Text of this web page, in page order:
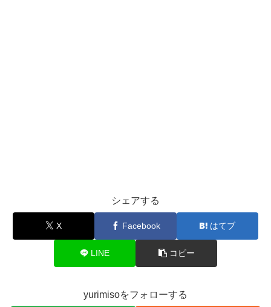
シェアする
X Facebook はてブ
LINE コピー
yurimisoをフォローする